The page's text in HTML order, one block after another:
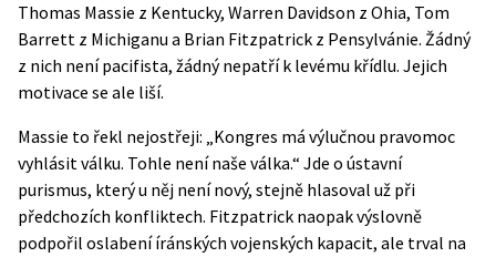
Thomas Massie z Kentucky, Warren Davidson z Ohia, Tom
Barrett z Michiganu a Brian Fitzpatrick z Pensylvánie. Žádný
z nich není pacifista, žádný nepatří k levému křídlu. Jejich
motivace se ale liší.
Massie to řekl nejostřeji: „Kongres má výlučnou pravomoc
vyhlásit válku. Tohle není naše válka.“ Jde o ústavní
purismus, který u něj není nový, stejně hlasoval už při
předchozích konfliktech. Fitzpatrick naopak výslovně
podpořil oslabení íránských vojenských kapacit, ale trval na